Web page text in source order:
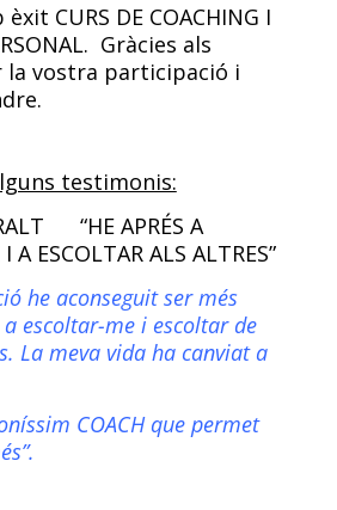
CURS DE COACHING I
Gràcies als
la vostra participació i
testimonis:
“HE APRÉS A
A ESCOLTAR ALS ALTRES”
he aconseguit ser més
escoltar-me i escoltar de
La meva vida ha canviat a
COACH que permet